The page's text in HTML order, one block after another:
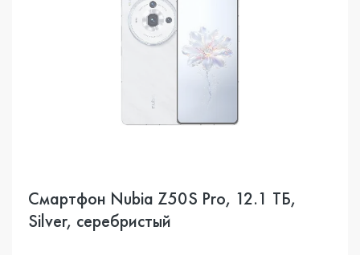
Смартфон Nubia Z50S Pro, 12.1 ТБ,
Silver, серебристый